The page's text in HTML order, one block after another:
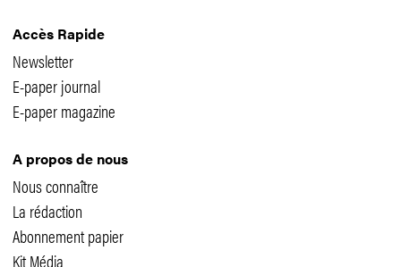
Accès Rapide
Newsletter
E-paper journal
E-paper magazine
A propos de nous
Nous connaître
La rédaction
Abonnement papier
Kit Média